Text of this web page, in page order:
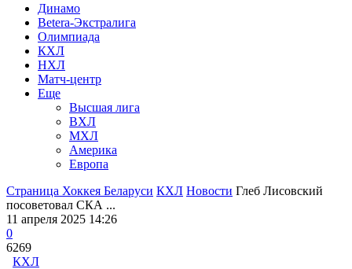
Динамо
Betera-Экстралига
Олимпиада
КХЛ
НХЛ
Матч-центр
Еще
Высшая лига
ВХЛ
МХЛ
Америка
Европа
Страница Хоккея Беларуси КХЛ Новости Глеб Лисовский
посоветовал СКА ...
11 апреля 2025 14:26
0
6269
КХЛ